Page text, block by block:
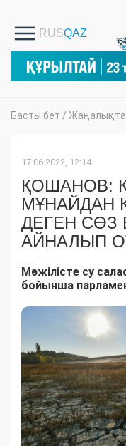
Басты бет /
17.06.2022, 12:14
ҚОШАНОВ:
МҰНАЙДАН
ДЕГЕН СӨЗ
АЙНАЛЫП
Мәжілісте су
бойынша